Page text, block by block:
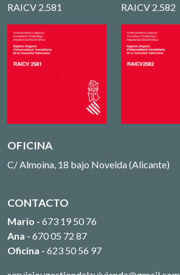
RAICV 2.581 RAICV 2.582
OFICINA
C/ Almoina, 18 bajo Novelda (Alicante)
CONTACTO
Mario - 673 19 50 76
Ana - 670 05 72 87
Oficina - 623 50 56 97